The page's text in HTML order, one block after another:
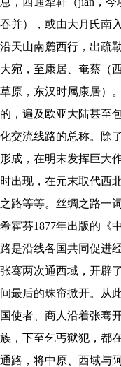
吞并），或由大月氏南
沿天山南麓西行，出疏
大宛，至康居、奄蔡（
草原，东汉时属康居）
的，遍及欧亚大陆甚至
化交流线路的总称。除
形成，在明末发挥巨大
时出现，在元末取代西
之路等等。丝绸之路一
希霍芬1877年出版的《
路是沿线各国共同促进
张骞两次通西域，开辟
间最后的珠帘掀开。从
国使者、商人沿着张骞
族，下至乞丐狱犯，都
通路，将中原、西域与